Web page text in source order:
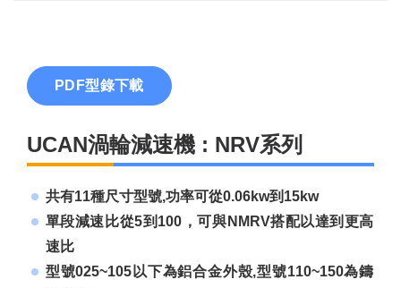
PDF型錄下載
UCAN渦輪減速機 : NRV系列
共有11種尺寸型號,功率可從0.06kw到15kw
單段減速比從5到100，可與NMRV搭配以達到更高
速比
型號025~105以下為鋁合金外殼,型號110~150為鑄